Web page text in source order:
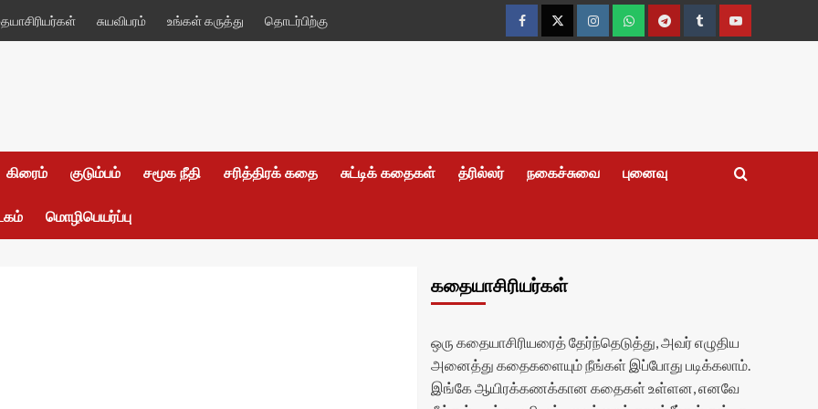
சுயவிபரம் உங்கள் கருத்து தொடர்பிற்கு
FacebookTwitterInstagramWhatsappTelegramTumblrYouTube
கிரைம் குடும்பம் சமூக நீதி சரித்திரக் கதை சுட்டிக் கதைகள் த்ரில்லர் நகைச்சுவை புனைவு
மொழிபெயர்ப்பு
கதையாசிரியர்கள்
ஒரு கதையாசிரியரைத் தேர்ந்தெடுத்து, அவர் எழுதிய
அனைத்து கதைகளையும் நீங்கள் இப்போது படிக்கலாம்.
இங்கே ஆயிரக்கணக்கான கதைகள் உள்ளன, எனவே